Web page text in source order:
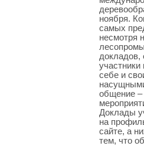
ноября.
самых
несмотря
докладов,
себе и
общение
Доклады
на
сайте, а
тем, что